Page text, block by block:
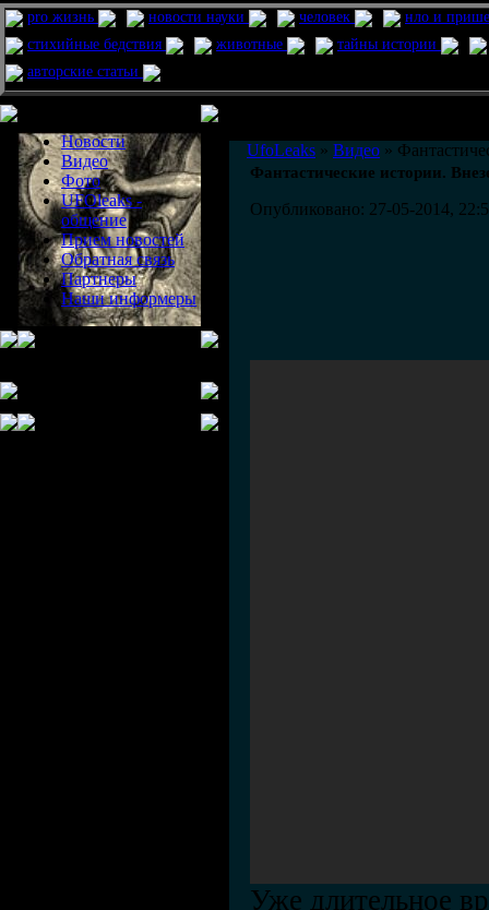
pro жизнь новости науки человек
нло и
стихийные бедствия
животные
тайны истории
авторские статьи
Новости
Видео
Фото
UFOleaks -
общение
Прием новостей
Обратная связь
Партнеры
Наши информеры
UfoLeaks » Видео »
Фантастические истории.
Опубликовано: 27-05-2014,
Уже длительное